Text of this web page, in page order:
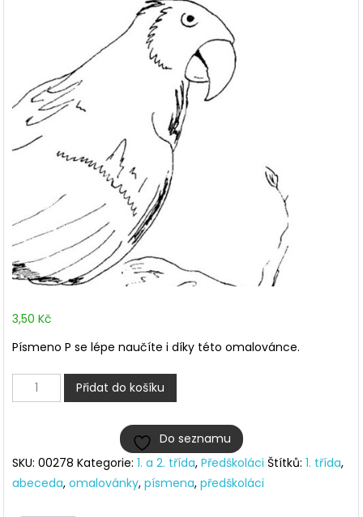
3,50Kč
Písmeno P se lépe naučíte i díky této omalovánce.
Malujeme
abecedu
množství
Přidat do košíku
Do seznamu
SKU:00278 Kategorie:1. a 2. třída,Předškoláci Štítků:1. třída,
abeceda,omalovánky,písmena,předškoláci